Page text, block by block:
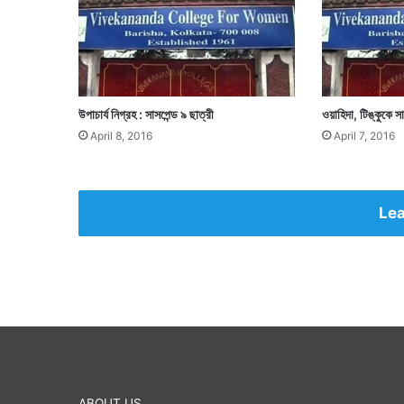
উপাচার্য নিগ্রহ : সাসপেন্ড ৯ ছাত্রী
April 8, 2016
ওয়াহিদা, টিঙ্কুকে
April 7, 2016